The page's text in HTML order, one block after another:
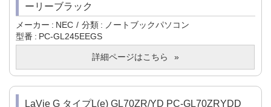
ーリーブラック
メーカー NEC 分類
ノートブックパソコン
型番
PC-GL245EEGS
詳細ページはこちら
LaVie G タイプL(e) GL70ZR/YD PC-GL70ZRYDD